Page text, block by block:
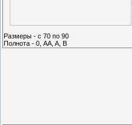
Размеры - с 70 по 90
Полнота - 0, AA, A, B